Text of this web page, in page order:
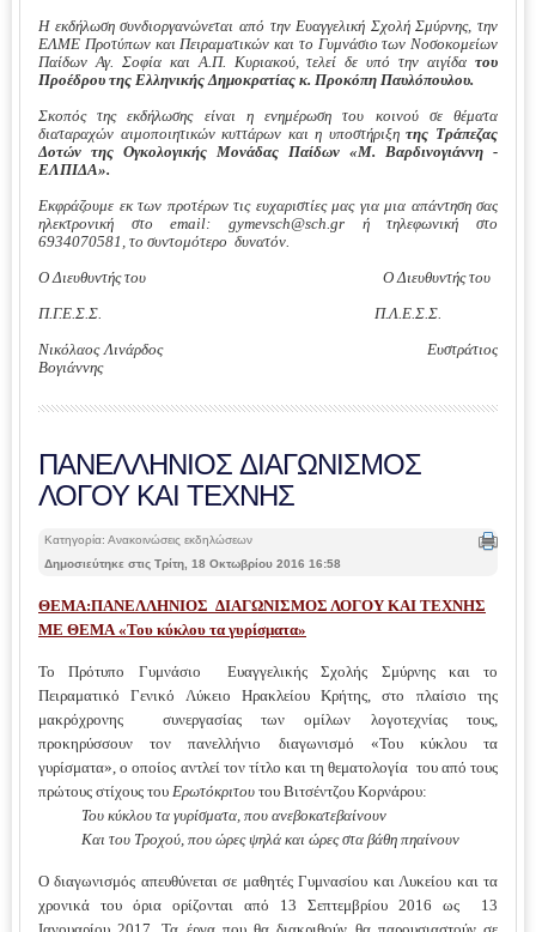
Η εκδήλωση συνδιοργανώνεται από την Ευαγγελική Σχολή Σμύρνης, την
ΕΛΜΕ Προτύπων και Πειραματικών και το Γυμνάσιο των Νοσοκομείων
Παίδων Αγ. Σοφία και Α.Π. Κυριακού, τελεί δε υπό την αιγίδα του
Προέδρου της Ελληνικής Δημοκρατίας κ. Προκόπη Παυλόπουλου.
Σκοπός της εκδήλωσης είναι η ενημέρωση του κοινού σε θέματα
διαταραχών αιμοποιητικών κυττάρων και η υποστήριξητης Τράπεζας
Δοτών της Ογκολογικής Μονάδας Παίδων «Μ. Βαρδινογιάννη -
ΕΛΠΙΔΑ».
Εκφράζουμε εκ των προτέρων τις ευχαριστίες μας για μια απάντηση σας
ηλεκτρονική στοemail:gymevsch@sch.gr ή τηλεφωνική στο
6934070581, το συντομότερο δυνατόν.
Ο Διευθυντής του Ο Διευθυντής του
Π.Γ.Ε.Σ.Σ. Π.Λ.Ε.Σ.Σ.
Νικόλαος Λινάρδος
Ευστράτιος
Βογιάννης
ΠΑΝΕΛΛΗΝΙΟΣ ΔΙΑΓΩΝΙΣΜΟΣ
ΛΟΓΟΥ ΚΑΙ ΤΕΧΝΗΣ
Κατηγορία: Ανακοινώσεις εκδηλώσεων
Δημοσιεύτηκε στις Τρίτη, 18 Οκτωβρίου 2016 16:58
ΘΕΜΑ:ΠΑΝΕΛΛΗΝΙΟΣ ΔΙΑΓΩΝΙΣΜΟΣ ΛΟΓΟΥ ΚΑΙ ΤΕΧΝΗΣ
ΜΕ ΘΕΜΑ«Του κύκλου τα γυρίσματα»
Το Πρότυπο Γυμνάσιο Ευαγγελικής Σχολής Σμύρνης και το
Πειραματικό Γενικό Λύκειο Ηρακλείου Κρήτης, στο πλαίσιο της
μακρόχρονης συνεργασίας των ομίλων λογοτεχνίας τους,
προκηρύσσουν τον πανελλήνιο διαγωνισμό «Του κύκλου τα
γυρίσματα», ο οποίος αντλεί τον τίτλο και τη θεματολογία του από τους
πρώτους στίχους του Ερωτόκριτου του Βιτσέντζου Κορνάρου:
Του κύκλου τα γυρίσματα, που ανεβοκατεβαίνουν
Και του Τροχού, που ώρες ψηλά και ώρες στα βάθη πηαίνουν
Ο διαγωνισμός απευθύνεται σε μαθητές Γυμνασίου και Λυκείου και τα
χρονικά του όρια ορίζονται από 13 Σεπτεμβρίου 2016 ως 13